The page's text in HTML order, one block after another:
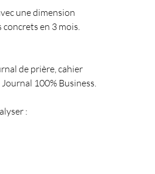
une dimension
en 3 mois.
de prière, cahier
100% Business.
: